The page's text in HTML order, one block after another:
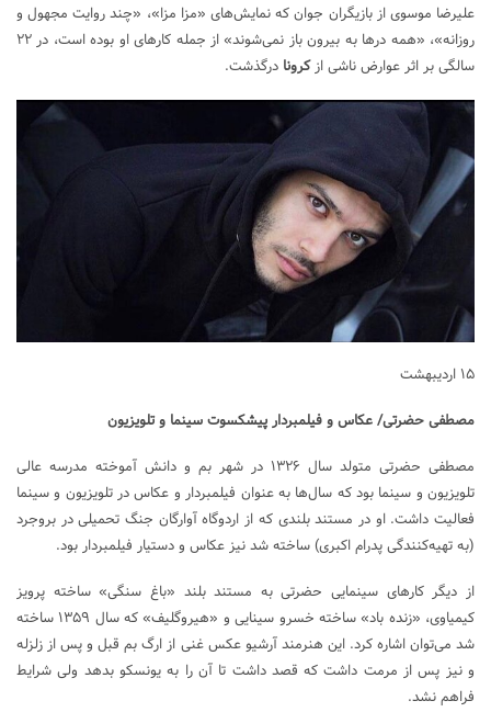
علیرضا موسوی از بازیگران جوان که نمایش‌های «مزا مزا»، «چند روایت مجهول و
روزانه»، «همه درها به بیرون باز نمی‌شوند» از جمله کارهای او بوده است، در ۲۲
سالگی بر اثر عوارض ناشی ازکرونا درگذشت.
۱۵ اردیبهشت
مصطفی حضرتی/ عکاس و فیلمبردار پیشکسوت سینما و تلویزیون
مصطفی حضرتی متولد سال ۱۳۲۶ در شهر بم و دانش آموخته‌ مدرسه عالی
تلویزیون و سینما بود که سال‌ها به عنوان فیلمبردار و عکاس در تلویزیون و سینما
فعالیت داشت. او در مستند بلندی که از اردوگاه آوارگان جنگ تحمیلی در بروجرد
(به تهیه‌کنندگی پدرام اکبری) ساخته شد نیز عکاس و دستیار فیلمبردار بود.
از دیگر کارهای سینمایی حضرتی به مستند بلند «باغ سنگی» ساخته پرویز
کیمیاوی، «زنده باد» ساخته خسرو سینایی و «هیروگلیف» که سال ۱۳۵۹ ساخته
شد می‌توان اشاره کرد. این هنرمند آرشیو عکس غنی از ارگ بم قبل و پس از زلزله
و نیز پس از مرمت داشت که قصد داشت تا آن را به یونسکو بدهد ولی شرایط
فراهم نشد.